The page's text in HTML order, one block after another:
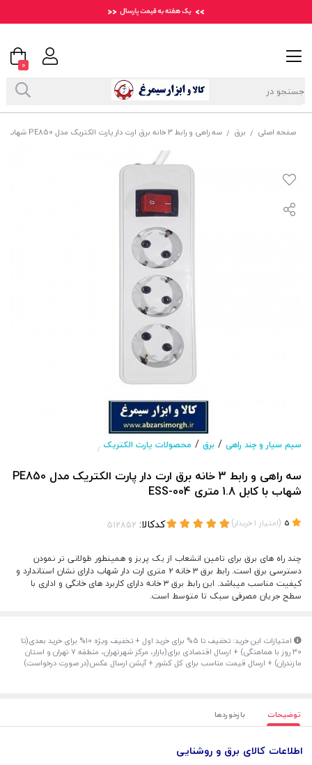
صفحه اصلی / برق / سه راهی و رابط 3 خانه برق ارت دار پارت الکتریک مدل PE850 شهاب با کابل 1.8 متری ESS-004
سیم سیار و چند راهی / برق / محصولات پارت الکتریک /
سه راهی و رابط 3 خانه برق ارت دار پارت الکتریک مدل PE850
شهاب با کابل 1.8 متری ESS-004
(امتیاز 1خریدار) کدکالا:
چند راه های برق برای تامین انشعاب از یک پریز و همینطور طولانی تر نمودن
دسترسی برق است. رابط برق ۳ خانه ۲ متری ارت دار شهاب دارای نشان استاندارد و
کیفیت مناسب میباشد. این رابط برق ۳ خانه دارای کاربرد های خانگی و اداری با
سطح جریان مصرفی سبک تا متوسط است.
امتیازات این خرید: تخفیف تا 5% برای خرید اول + تخفیف ویژه 10% برای خرید بعدی(تا
30 روز با هماهنگی) + ارسال اقتصادی برای(بازار، مرکز شهرتهران، منطقه 7 تهران و استان
مازندران) + ارسال قیمت مناسب برای کل کشور + آپشن ارسال عکس(در صورت درخواست)
توضیحات بازخوردها
اطلاعات کالای برق و روشنایی
0